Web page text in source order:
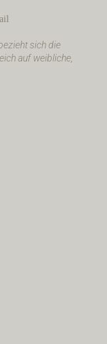
sich die
auf weibliche,